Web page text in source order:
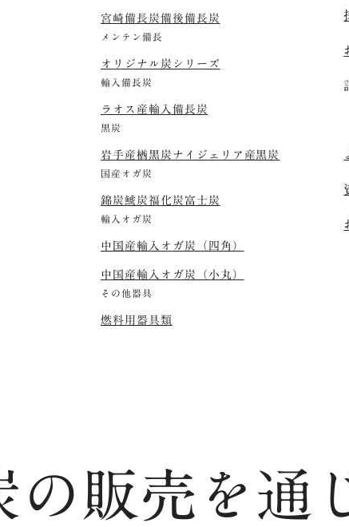
宮崎備長炭 備後備長炭
メンテン備長
オリジナル炭シリーズ
輸入備長炭
ラオス産輸入備長炭
黒炭
岩手産楢黒炭 ナイジェリア産黒炭
国産オガ炭
錦炭鯱炭福化炭富士炭
輸入オガ炭
中国産輸入オガ炭（四角）
中国産輸入オガ炭（小丸）
その他器具
燃料用器具類
の販売を通